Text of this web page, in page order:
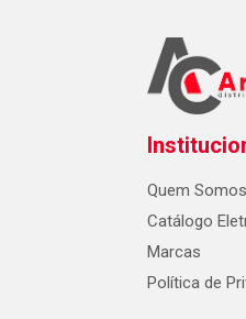
Quem Somos
Catálogo
Marcas
Política de